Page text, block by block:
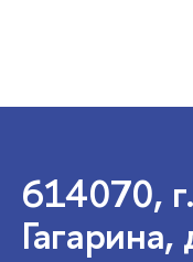
614070,